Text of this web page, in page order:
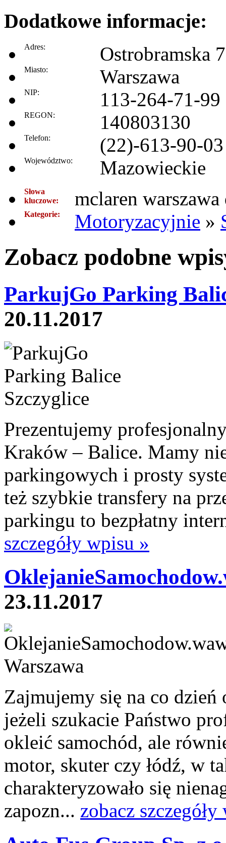
Dodatkowe informacje:
Adres: Ostrobramska
Miasto: Warszawa
NIP: 113-264-71-99
REGON: 140803130
Telefon: (22)-613-90-03
Województwo: Mazowieckie
Słowa
kluczowe:
mclaren
Kategorie: Motoryzacyjnie »
Zobacz podobne
ParkujGo Parking
20.11.2017
Prezentujemy
Kraków – Balice. Mamy
parkingowych i prosty
też szybkie transfery na
parkingu to bezpłatny
szczegóły wpisu »
23.11.2017
Zajmujemy się na co
jeżeli szukacie Państwo
okleić samochód, ale
motor, skuter czy łódź, w
charakteryzowało się
zapozn... zobacz